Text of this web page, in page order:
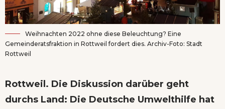
Weihnachten 2022 ohne diese Beleuchtung? Eine
Gemeinderatsfraktion in Rottweil fordert dies. Archiv-Foto: Stadt
Rottweil
Rottweil. Die Diskussion darüber geht
durchs Land: Die Deutsche Umwelthilfe hat